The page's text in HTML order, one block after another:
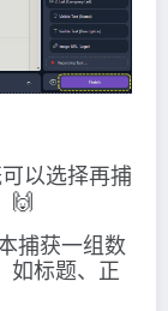
以选择再捕
🙌
捕获一组数
如标题、正